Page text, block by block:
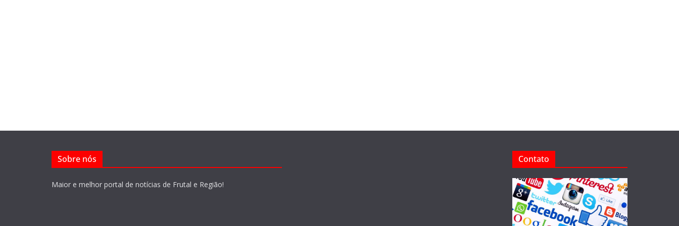
Sobre nós
Maior e melhor portal de notícias de Frutal e Região!
Contato